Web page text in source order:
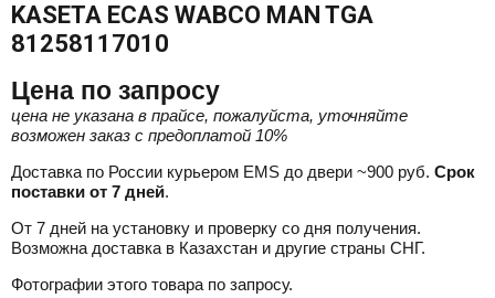
KASETA ECAS WABCO MAN TGA
81258117010
Цена по запросу
цена не указана в прайсе, пожалуйста, уточняйте
возможен заказ с предоплатой 10%
Доставка по России курьером EMS до двери ~900 руб. Срок
поставки от 7 дней.
От 7 дней на установку и проверку со дня получения.
Возможна доставка в Казахстан и другие страны СНГ.
Фотографии этого товара по запросу.